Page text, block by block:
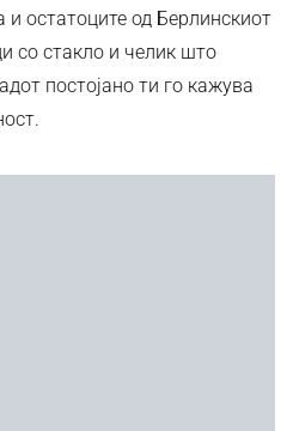
остатоците од Берлинскиот
со стакло и челик што
постојано ти го кажува